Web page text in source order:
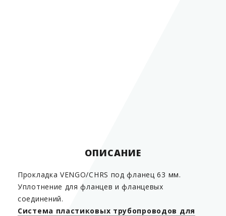
ОПИСАНИЕ
Прокладка VENGO/СHRS под фланец 63 мм.
Уплотнение для фланцев и фланцевых
соединений.
Система пластиковых трубопроводов для